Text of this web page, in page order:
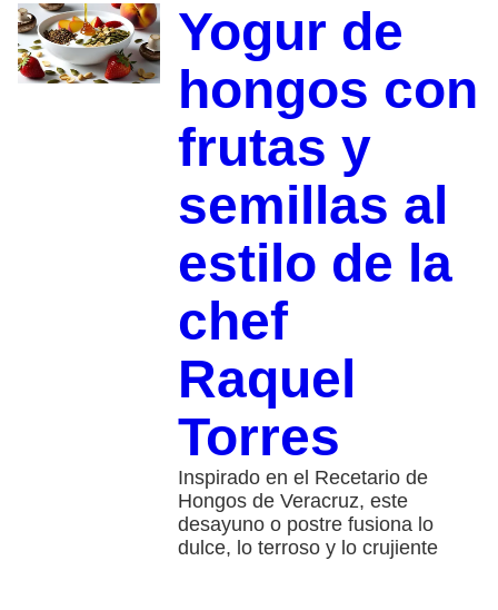
Yogur de
hongos con
frutas y
semillas al
estilo de la
chef
Raquel
Torres
Inspirado en el Recetario de
Hongos de Veracruz, este
desayuno o postre fusiona lo
dulce, lo terroso y lo crujiente